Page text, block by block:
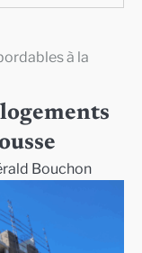
à la
Bouchon